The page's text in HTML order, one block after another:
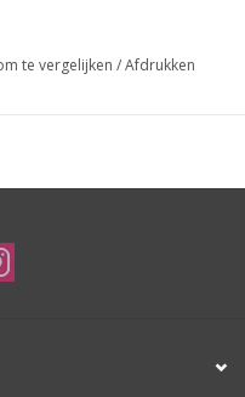
te vergelijken /Afdrukken